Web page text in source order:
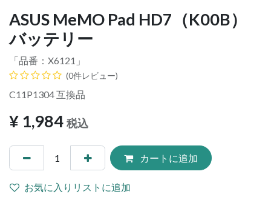
ASUS MeMO Pad HD7（K00B）
バッテリー
「品番： X6121 」
(0件レビュー)
C11P1304 互換品
¥ 1,984 税込
カートに追加
お気に入りリストに追加